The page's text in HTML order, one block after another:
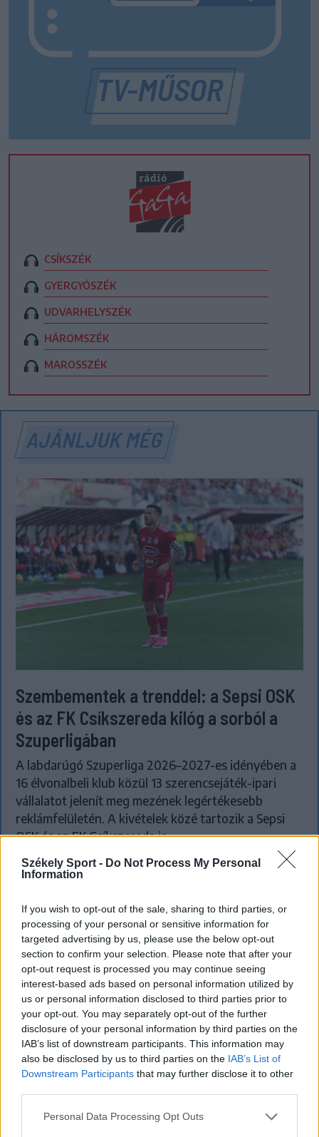
Székely Sport - Do Not Process My Personal
Information
If you wish to opt-out of the sale, sharing to third parties, or
processing of your personal or sensitive information for
targeted advertising by us, please use the below opt-out
section to confirm your selection. Please note that after your
opt-out request is processed you may continue seeing
interest-based ads based on personal information utilized by
us or personal information disclosed to third parties prior to
your opt-out. You may separately opt-out of the further
disclosure of your personal information by third parties on the
IAB’s list of downstream participants. This information may
also be disclosed by us to third parties on the IAB’s List of
Downstream Participants that may further disclose it to other
Personal Data Processing Opt Outs
CSÍKSZÉK
GYERGYÓSZÉK
UDVARHELYSZÉK
HÁROMSZÉK
MAROSSZÉK
AJÁNLJUK MÉG
Szembementek a trenddel: a Sepsi OSK
és az FK Csíkszereda kilóg a sorból a
Szuperligában
A labdarúgó Szuperliga 2026–2027-es idényében a
16 élvonalbeli klub közül 13 szerencsejáték-ipari
vállalatot jelenít meg mezének legértékesebb
reklámfelületén. A kivételek közé tartozik a Sepsi
OSK és az FK Csíkszereda is.
középhátvédje